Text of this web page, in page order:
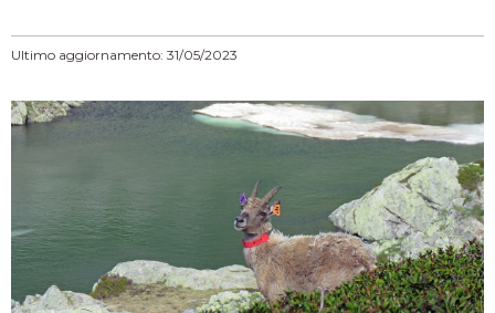
Ultimo aggiornamento: 31/05/2023